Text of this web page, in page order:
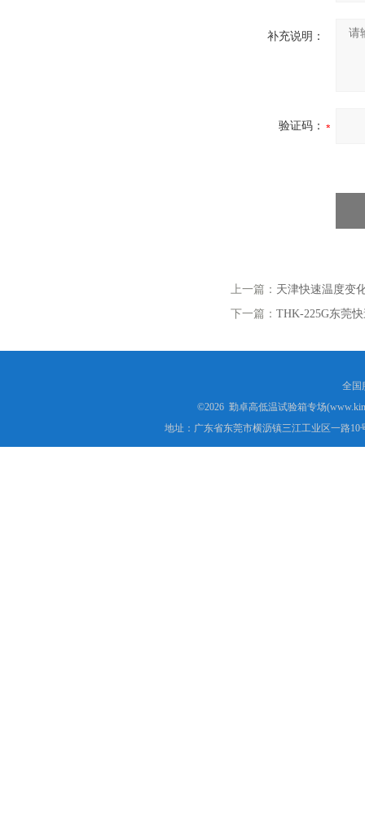
补充说明：
验证码：
上一篇： 天津快速温度变
下一篇： THK-225G东莞
全国
©2026 勤卓高低温试验箱专场
地址：广东省东莞市横沥镇三江工业区一路10